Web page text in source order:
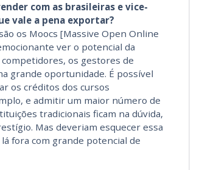
com as brasileiras e vice-
vale a pena exportar?
os Moocs [Massive Open Online
ver o potencial da
os gestores de
grande oportunidade. É possível
os créditos dos cursos
e admitir um maior número de
tradicionais ficam na dúvida,
Mas deveriam esquecer essa
fora com grande potencial de